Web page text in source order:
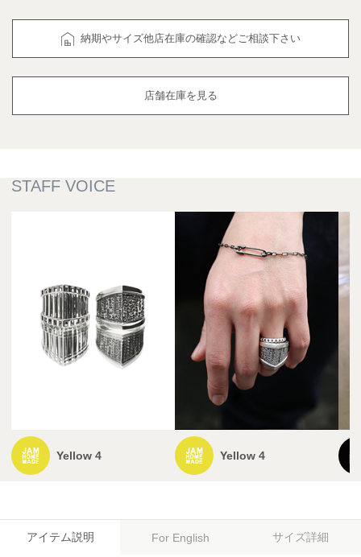
納期やサイズ他店在庫の確認などご相談下さい
店舗在庫を見る
Yellow 4 Yellow 4
アイテム説明 For English サイズ詳細